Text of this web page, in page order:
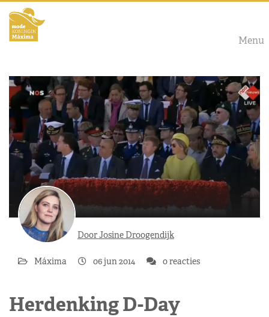
Menu
Door Josine Droogendijk
Máxima 06 jun 2014 0 reacties
Herdenking D-Day